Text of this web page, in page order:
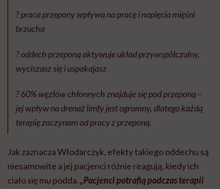
? praca przepony wpływa na pracę i napięcia mięśni
brzucha
? oddech przeponą aktywuje układ przywspółczulny,
wyciszasz się i uspakajasz
? 60% węzłów chłonnych znajduje się pod przeponą –
jej wpływ na drenaż limfy jest ogromny, dlatego każdą
terapię zaczynam od pracy z przeponą.
Jak zaznacza Włodarczyk, efekty takiego oddechu są
niesamowite a jej pacjenci różnie reagują, kiedy ich
ciało się mu podda.„Pacjenci potrafią podczas terapii